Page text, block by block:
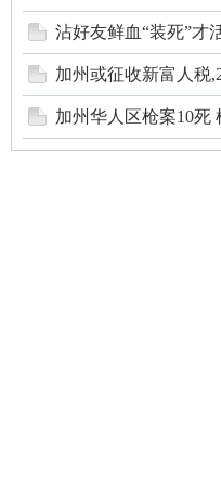
沾好友鲜血“装死”才
加州或征收新富人税
加州华人区枪案10死